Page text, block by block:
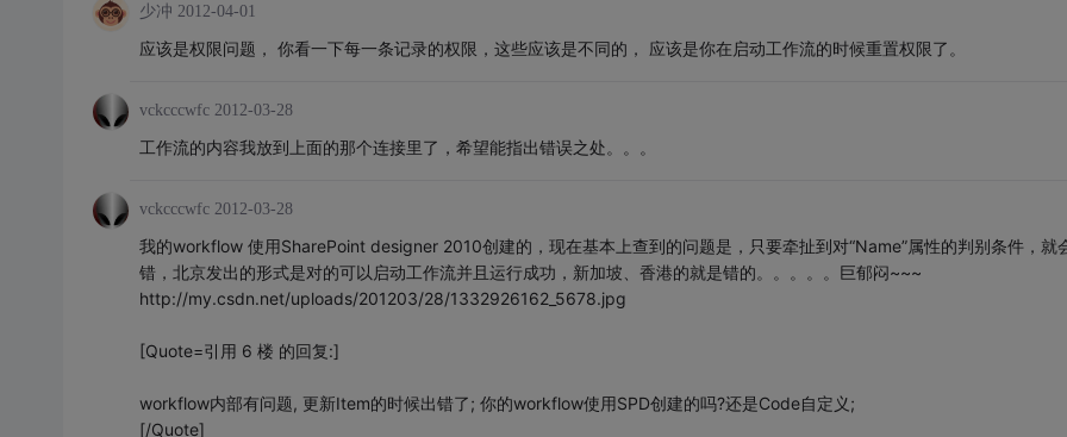
少冲 2012-04-01
应该是权限问题， 你看一下每一条记录的权限，这些应该是不同的， 应该是你在启动工作流的时候重置权限了。
vckcccwfc 2012-03-28
工作流的内容我放到上面的那个连接里了，希望能指出错误之处。。。
vckcccwfc 2012-03-28
我的workflow 使用SharePoint designer 2010创建的，现在基本上查到的问题是，只要牵扯到对“Name”属性的判别条件，就
错，北京发出的形式是对的可以启动工作流并且运行成功，新加坡、香港的就是错的。。。。。巨郁闷~~~
http://my.csdn.net/uploads/201203/28/1332926162_5678.jpg
[Quote=引用 6 楼 的回复:]
workflow内部有问题, 更新Item的时候出错了; 你的workflow使用SPD创建的吗?还是Code自定义;
[/Quote]